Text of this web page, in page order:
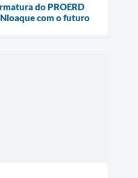
do PROERD
com o futuro